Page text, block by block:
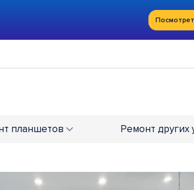
планшетов Ремонт других